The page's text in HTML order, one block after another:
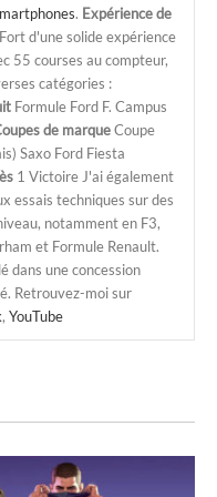
. Expérience de
Fort d'une solide expérience
55 courses au compteur,
catégories :
Formule Ford F. Campus
de marqueCoupe
Saxo Ford Fiesta
1 Victoire J'ai également
essais techniques sur des
notamment en F3,
et Formule Renault.
dans une concession
Retrouvez-moi sur
, YouTube